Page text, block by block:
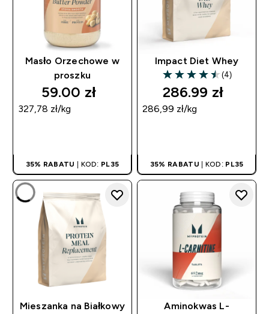
Masło Orzechowe w
proszku
59.00 zł‎
327,78 zł‎/kg
35% RABATU | KOD: PL35
Impact Diet Whey
4.5 out of 5 stars
(4)
286.99 zł‎
286,99 zł‎/kg
35% RABATU | KOD: PL35
Mieszanka na Białkowy
Aminokwas L-